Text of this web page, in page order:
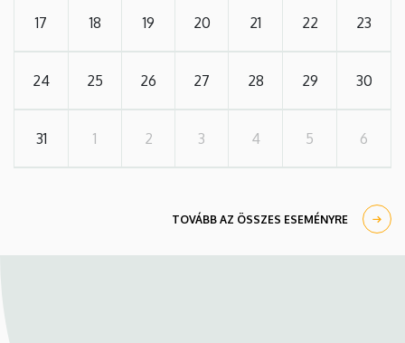
17 18 19 20 21 22 23
24 25 26 27 28 29 30
31 1 2 3 4 5 6
TOVÁBB AZ ÖSSZES ESEMÉNYRE